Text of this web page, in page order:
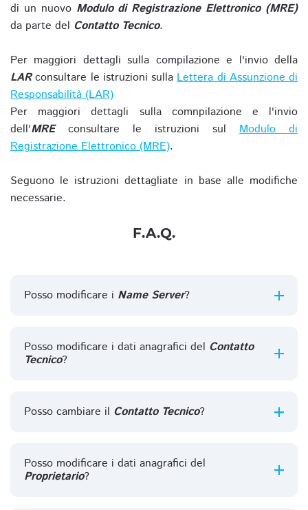
di un nuovo Modulo di Registrazione Elettronico (MRE)
da parte del Contatto Tecnico.
Per maggiori dettagli sulla compilazione e l'invio della
LARconsultare le istruzioni sullaLettera di Assunzione di
Responsabilità (LAR)
Per maggiori dettagli sulla comnpilazione e l'invio
dell'MREconsultare le istruzioni sul Modulo di
Registrazione Elettronico (MRE).
Seguono le istruzioni dettagliate in base alle modifiche
necessarie.
F.A.Q.
Posso modificare i Name Server?
Posso modificare i dati anagrafici del Contatto
Tecnico?
Posso cambiare il Contatto Tecnico?
Posso modificare i dati anagrafici del
Proprietario?